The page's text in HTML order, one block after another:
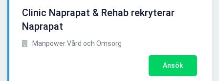
Clinic Naprapat & Rehab rekryterar
Naprapat
Manpower Vård och Omsorg
Ansök